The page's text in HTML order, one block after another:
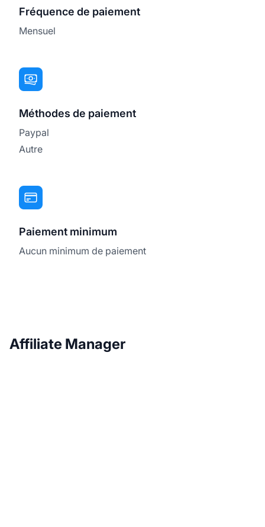
Fréquence de paiement
Mensuel
Méthodes de paiement
Paypal
Autre
Paiement minimum
Aucun minimum de paiement
Affiliate Manager